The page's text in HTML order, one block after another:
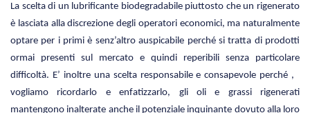
La scelta di un lubrificante biodegradabile piuttosto che un rigenerato
è lasciata alla discrezione degli operatori economici, ma naturalmente
optare per i primi è senz’altro auspicabile perché si tratta di prodotti
ormai presenti sul mercato e quindi reperibili senza particolare
difficoltà. E’ inoltre una scelta responsabile e consapevole perché ,
vogliamo ricordarlo e enfatizzarlo, gli oli e grassi rigenerati
mantengono inalterate anche il potenziale inquinante dovuto alla loro